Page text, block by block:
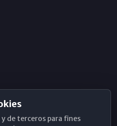
de terceros para fines